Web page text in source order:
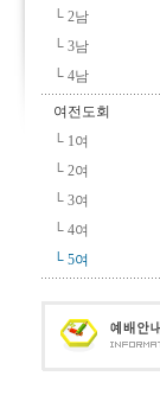
└ 2남
└ 3남
└ 4남
여전도회
└ 1여
└ 2여
└ 3여
└ 4여
└ 5여